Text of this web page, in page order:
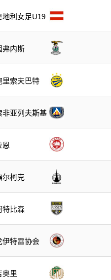
地利女足U19
弗内斯
里索夫巴特
非亚列夫斯基
恩
尔柯克
特比森
伊特雷协会
奥里